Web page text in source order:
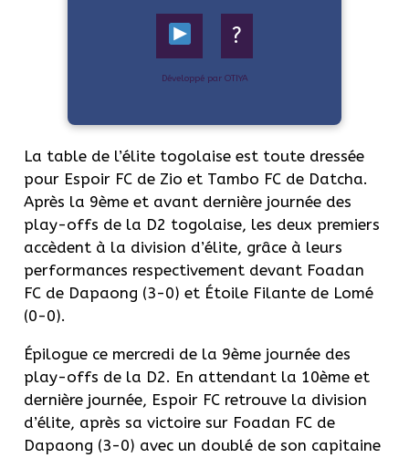
?
Développé par OTIYA
La table de l’élite togolaise est toute dressée
pour Espoir FC de Zio et Tambo FC de Datcha.
Après la 9ème et avant dernière journée des
play-offs de la D2 togolaise, les deux premiers
accèdent à la division d’élite, grâce à leurs
performances respectivement devant Foadan
FC de Dapaong (3-0) et Étoile Filante de Lomé
(0-0).
Épilogue ce mercredi de la 9ème journée des
play-offs de la D2. En attendant la 10ème et
dernière journée, Espoir FC retrouve la division
d’élite, après sa victoire sur Foadan FC de
Dapaong (3-0) avec un doublé de son capitaine